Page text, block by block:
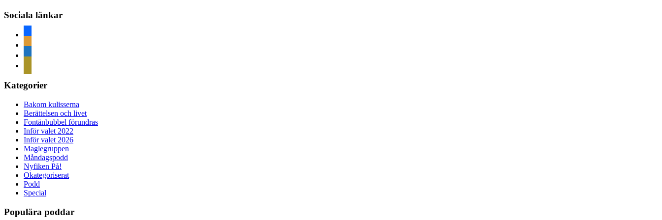
Sociala länkar
Kategorier
Bakom kulisserna
Berättelsen och livet
Fontänbubbel förundras
Inför valet 2022
Inför valet 2026
Maglegruppen
Måndagspodd
Nyfiken På!
Okategoriserat
Podd
Special
Populära poddar